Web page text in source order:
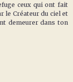
ceux qui ont fait
le Créateur du ciel et
demeurer dans ton